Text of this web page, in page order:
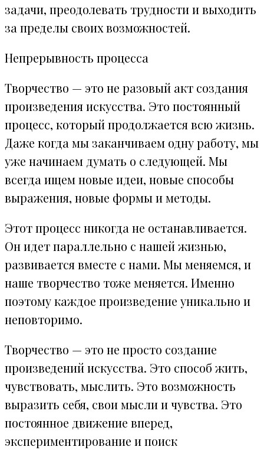
задачи, преодолевать трудности и выходить
за пределы своих возможностей.
Непрерывность процесса
Творчество — это не разовый акт создания
произведения искусства. Это постоянный
процесс, который продолжается всю жизнь.
Даже когда мы заканчиваем одну работу, мы
уже начинаем думать о следующей. Мы
всегда ищем новые идеи, новые способы
выражения, новые формы и методы.
Этот процесс никогда не останавливается.
Он идет параллельно с нашей жизнью,
развивается вместе с нами. Мы меняемся, и
наше творчество тоже меняется. Именно
поэтому каждое произведение уникально и
неповторимо.
Творчество — это не просто создание
произведений искусства. Это способ жить,
чувствовать, мыслить. Это возможность
выразить себя, свои мысли и чувства. Это
постоянное движение вперед,
экспериментирование и поиск